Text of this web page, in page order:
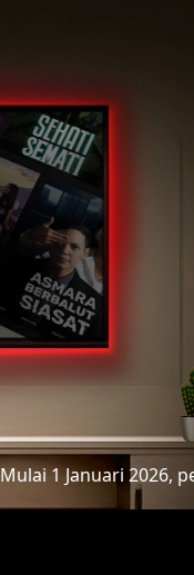
Mulai 1 Januari 2026,